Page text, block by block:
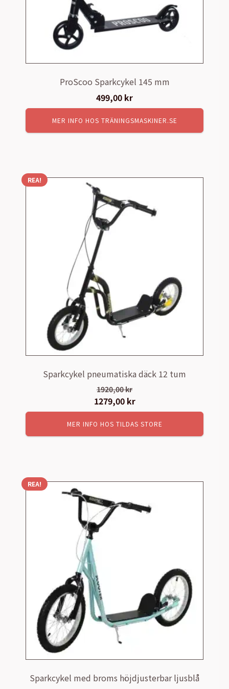
ProScoo Sparkcykel 145 mm
499,00 kr
MER INFO HOS TRÄNINGSMASKINER.SE
REA!
Sparkcykel pneumatiska däck 12 tum
1920,00kr
Det
ursprungliga
priset
var:
1279,00 krDet
nuvarande
priset
är:
MER INFO HOS TILDAS STORE
REA!
Sparkcykel med broms höjdjusterbar ljusblå